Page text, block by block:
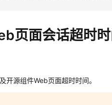
页面会话超时时
开源组件Web页面超时时间。